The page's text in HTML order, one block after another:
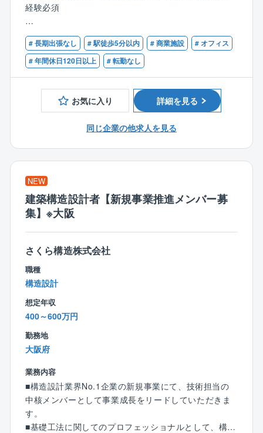
や脱炭素社会の実現に向けた良質な住宅ストックの確
保のために市場は今後も伸びていく予想がされていま
す。
同社も住宅着工件数に伴いニーズが拡大しておりま
す。
【福利厚生】
住宅手当、子ども同伴勤務制度、半日/時間単位有給休
暇制度など福利厚生の充実度向上を図っております。
て、戸建分譲事業、リフォーム事業、集合住宅事業、
マンション事業、保険代理店業、家具/インテリアなど
にも取り組んでいます。
【東証プライム上場/回転ずし最大手の「スシロー」運
営会社/本社勤務で転勤無】
■同ポジションの魅力
・内勤業務中心
⇒出張は月に1回程度です！（改装店舗の現地確認が
必要な際・別途近隣店舗視察の機会も有り）
・店舗設備管理の経験はもちろん、ビルメンテナン
ス・ビルマネジメント・施設管理（特に飲食店が入る
ような施設）・施工監理等、様々な経験を活かして、
発注者側で働いていただけます！
■具体的には
・受変電設備、浄化槽、消防設備等の保守点検業者等
の管理
・改装内容、工事コストの取りまとめ、図面作成及び
現場監理
・既存店への新規設備導入の図面作成及び工事コスト
と工程管理
・店舗から入る緊急メンテナンスの初期対応サポー
ト、手配先の案内（通常は店舗から委託業者に直接連
絡するフローです）
・修繕業者、メーカーとの定期的な打ち合わせの対応
ど）
・建物、設備面でのお客様や従業員の安全対策（施設
の安全点検および是正業務の管理）
・店舗の保守性・安全性向上に向けた仕様変更や新技
術・新設備の検証および導入検討
・設計会社・施工会社・メーカーの選定基準策定およ
び評価
経験必須
[1]ビルマネジメント・ファシリティマネジメント
商業施設やオフィスビルなどにおいて、複数拠点の設
備管理計画の策定や協力会社・委託業者のマネジメン
ト経験がある方
[2]発注者側のファシリティマネジメント（総務部等）
事業会社の総務部門や自治体において、複数拠点の設
備管理やメンテナンス対応に従事された経験がある方
部部門において、サービス部門の管理・統括などのマ
ネジメント経験がある方
いて、設備管理やメンテナンス業務の企画・運営経験
がある方
【歓迎条件】
・マルチタスク対応の経験が豊富な方
・店舗の建築、電気、給排水、空調換気など幅広い機
器の修繕、保全の知識がある方
・CAD（JW-CAD or Auto CAD） を使用し図面の作成
・建築士資格保持者
# 長期出張なし # 駅徒歩5分以内 # 商業施設
# オフィス
# 年間休日120日以上
# 転勤なし
お気に入り 詳細を見る
同じ企業の他求人を見る
NEW
建築構造設計者【新規事業推進メンバー募
集】※大阪
さくら構造株式会社
職種
構造設計
想定年収
400～600万円
勤務地
大阪府
業務内容
■構造設計業界No.1企業の新規事業にて、技術担当の
中核メンバーとして事業成長をリードしていただきま
す。
■基礎工法に関してのプロフェッショナルとして、構造